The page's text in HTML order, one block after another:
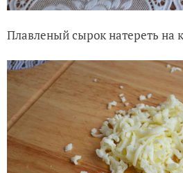
Плавленый сырок натереть на